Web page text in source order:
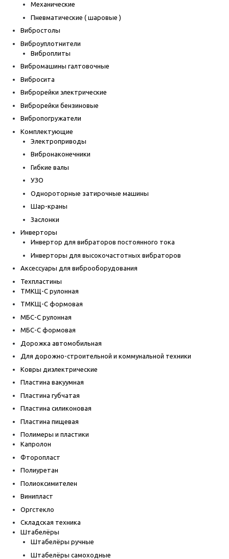
Механические
Пневматические ( шаровые )
Вибростолы
Виброуплотнители
Виброплиты
Вибромашины галтовочные
Вибросита
Виброрейки электрические
Виброрейки бензиновые
Вибропогружатели
Комплектующие
Электроприводы
Вибронаконечники
Гибкие валы
УЗО
Однороторные затирочные машины
Шар-краны
Заслонки
Инверторы
Инвертор для вибраторов постоянного тока
Инверторы для высокочастотных вибраторов
Аксессуары для виброоборудования
Техпластины
ТМКЩ-С рулонная
ТМКЩ-С формовая
МБС-С рулонная
МБС-С формовая
Дорожка автомобильная
Для дорожно-строительной и коммунальной техники
Ковры диэлектрические
Пластина вакуумная
Пластина губчатая
Пластина силиконовая
Пластина пищевая
Полимеры и пластики
Капролон
Фторопласт
Полиуретан
Полиоксимителен
Винипласт
Оргстекло
Складская техника
Штабелёры
Штабелёры ручные
Штабелёры самоходные